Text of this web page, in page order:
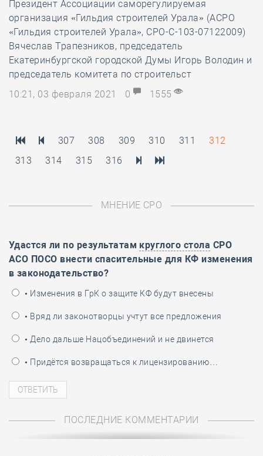
Президент Ассоциации саморегулируемая
организация «Гильдия строителей Урала» (АСРО
«Гильдия строителей Урала», СРО-С-103-07122009)
Вячеслав Трапезников, председатель
Екатеринбургской городской Думы Игорь Володин и
председатель комитета по строительст
10:21, 03 февраля 2021
0 1555
307 308 309 310 311
312
313
314 315 316
МНЕНИЕ СРО
Удастся ли по результатам круглого стола СРО
АСО ПОСО внести спасительные для КФ изменения
в законодательство?
• Изменения в ГрК о защите КФ будут внесены
• Вряд ли законотворцы учтут все предложения
• Дело дальше Нацобъединений и не двинется
• Придётся возвращаться к лицензированию…
ПОСЛЕДНИЕ КОММЕНТАРИИ